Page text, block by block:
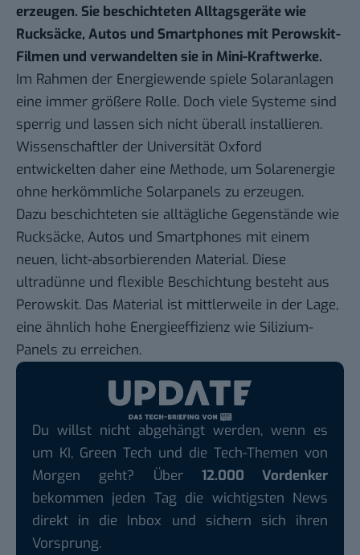
erzeugen. Sie beschichteten Alltagsgeräte wie
Rucksäcke, Autos und Smartphones mit Perowskit-
Filmen und verwandelten sie in Mini-Kraftwerke.
Im Rahmen der Energiewende spiele Solaranlagen
eine immer größere Rolle. Doch viele Systeme sind
sperrig und lassen sich nicht überall installieren.
Wissenschaftler der Universität Oxford
entwickelten daher eine Methode, um Solarenergie
ohne herkömmliche Solarpanels zu erzeugen.
Dazu beschichteten sie alltägliche Gegenstände wie
Rucksäcke, Autos und Smartphones mit einem
neuen, licht-absorbierenden Material. Diese
ultradünne und flexible Beschichtung besteht aus
Perowskit. Das Material ist mittlerweile in der Lage,
eine ähnlich hohe Energieeffizienz wie Silizium-
Panels zu erreichen.
Du willst nicht abgehängt werden, wenn es
um KI, Green Tech und die Tech-Themen von
Morgen geht? Über 12.000 Vordenker
bekommen jeden Tag die wichtigsten News
direkt in die Inbox und sichern sich ihren
Vorsprung.